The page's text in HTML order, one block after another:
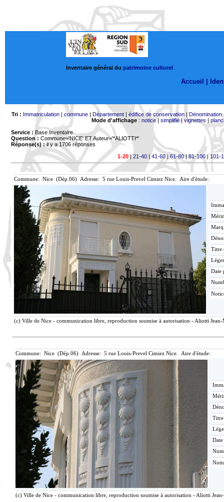
Inventaire général du patrimoine culturel
Accueil |
Tri : Immatriculation| commune| Département| édifice de conservation| Dénomination
Mode d'affichage: notice| simplifié|vignettes |
Service : Base Inventaire
Question : Commune='NICE'ET Auteur='*ALIOTTI*'
Réponse(s) :il y a 1706 réponses
1-20|21-40|41-60| 61-80|81-100| 101-
Commune: Nice (Dép.06) Adresse: 5 rue Louis-Prevel Cimiez Nice. Aire d'étude:
Marq
Titre
Date
(c) Ville de Nice - communication libre, reproduction soumise à autorisation - Aliotti Jean-
Commune: Nice (Dép.06) Adresse: 5 rue Louis-Prevel Cimiez Nice. Aire d'étude:
(c) Ville de Nice - communication libre, reproduction soumise à autorisation - Aliotti